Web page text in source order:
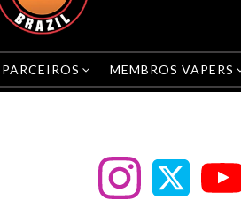
PARCEIROS MEMBROS VAPERS